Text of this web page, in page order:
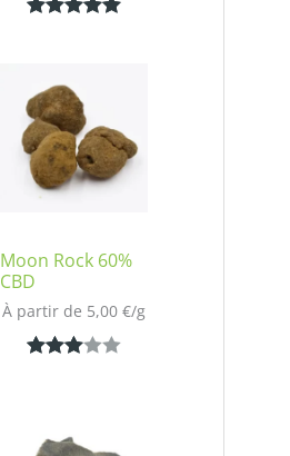
basé sur
notation
client
Moon Rock 60%
CBD
À partir de 5,00 €/g